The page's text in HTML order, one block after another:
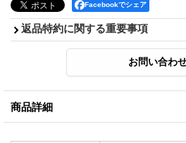
Facebookでシェア
返品特約に関する重要事項
商品詳細